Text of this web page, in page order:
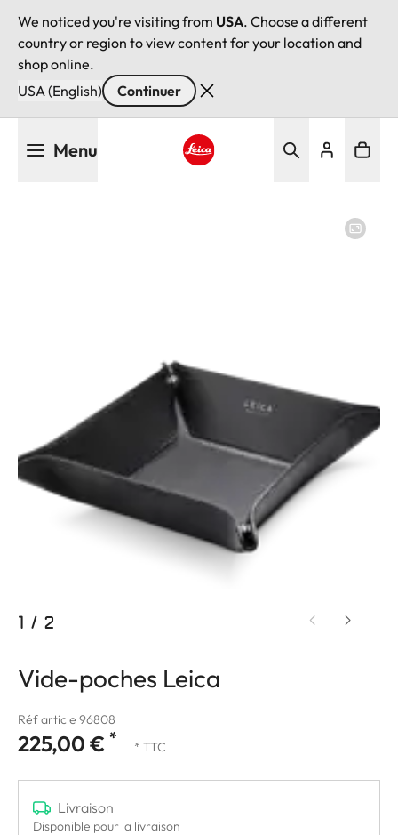
We noticed you're visiting from USA. Choose a different
country or region to view content for your location and
shop online.
USA (English)
Continuer
Menu
1 / 2
Vide-poches Leica
Réf article 96808
225,00 € * * TTC
Livraison
Disponible pour la livraison